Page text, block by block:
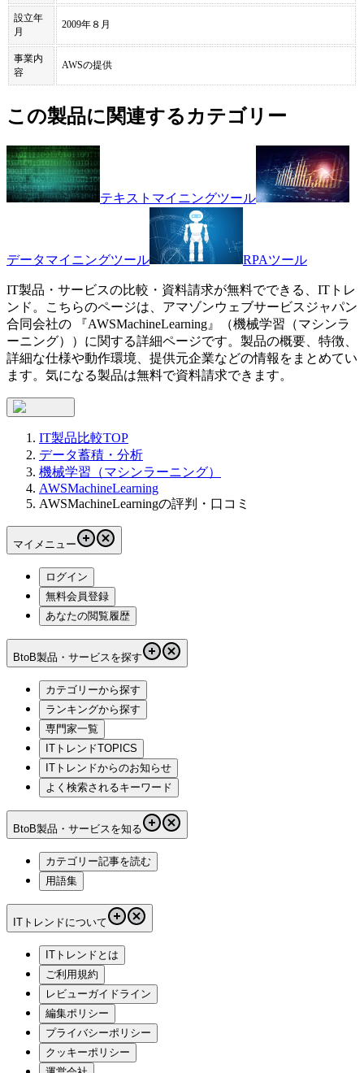
設立年
月
2009年８月
事業内
容
AWSの提供
この製品に関連するカテゴリー
テキストマイニングツール
データマイニングツール RPAツール
IT製品・サービスの比較・資料請求が無料でできる、ITトレ
ンド。こちらのページは、 アマゾンウェブサービスジャパン
合同会社の 『AWSMachineLearning 』（機械学習（マシンラ
ーニング）
）に関する詳細ページです。製品の概要、特徴、
詳細な仕様や動作環境、提供元企業などの情報をまとめてい
ます。気になる製品は無料で資料請求できます。
IT製品比較TOP
データ蓄積・分析
機械学習（マシンラーニング）
AWSMachineLearning
AWSMachineLearningの評判・口コミ
マイメニュー
ログイン
無料会員登録
あなたの閲覧履歴
BtoB製品・サービスを探す
カテゴリーから探す
ランキングから探す
専門家一覧
ITトレンドTOPICS
ITトレンドからのお知らせ
よく検索されるキーワード
BtoB製品・サービスを知る
カテゴリー記事を読む
用語集
ITトレンドについて
ITトレンドとは
ご利用規約
レビューガイドライン
編集ポリシー
プライバシーポリシー
クッキーポリシー